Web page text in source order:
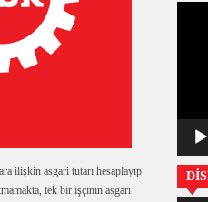
ilişkin asgari tutarı hesaplayıp
tek bir işçinin asgari